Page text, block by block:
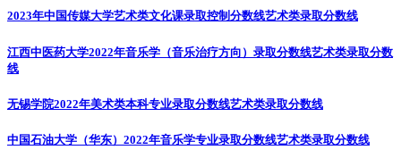
2023年中国传媒大学艺术类文化课录取控制分数线艺术类录取分数线
江西中医药大学2022年音乐学（音乐治疗方向）录取分数线艺术类录取分数
线
无锡学院2022年美术类本科专业录取分数线艺术类录取分数线
中国石油大学（华东）2022年音乐学专业录取分数线艺术类录取分数线